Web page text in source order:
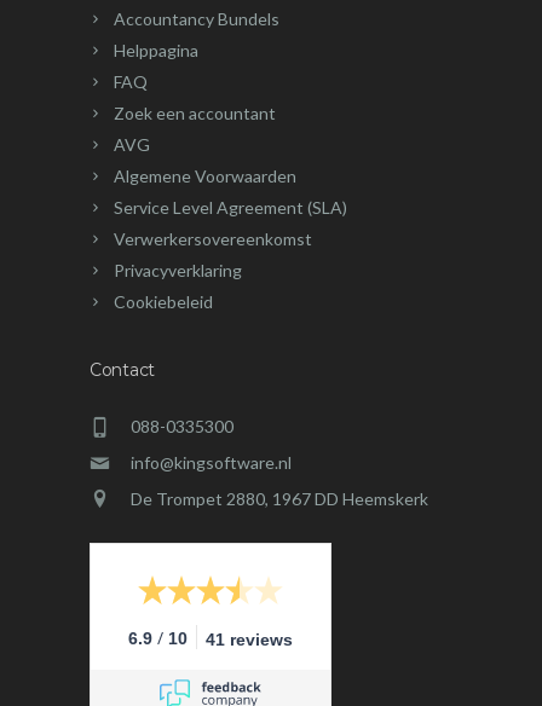
Accountancy Bundels
Helppagina
FAQ
Zoek een accountant
AVG
Algemene Voorwaarden
Service Level Agreement (SLA)
Verwerkersovereenkomst
Privacyverklaring
Cookiebeleid
Contact
088-0335300
info@kingsoftware.nl
De Trompet 2880, 1967 DD Heemskerk
6.9 / 10 41 reviews